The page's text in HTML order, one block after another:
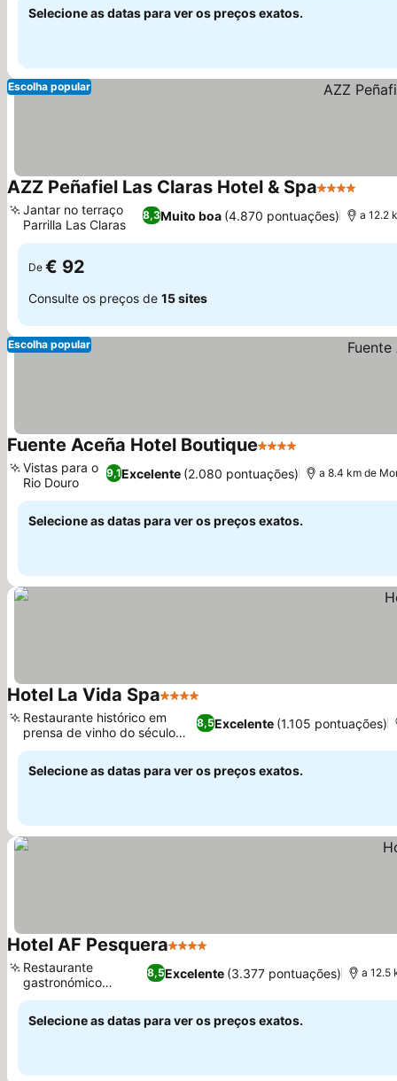
Selecione as datas para ver os preços exatos.
Escolha popular
AZZ Peñafiel Las Claras Hotel & Spa4 Estrelas
8,3Muito boa (4.870 pontuações)
Jantar no terraço
Parrilla Las Claras
a 12.2
De € 92
Consulte os preços de 15 sites
Escolha popular
Fuente Aceña Hotel Boutique4 Estrelas
9,1Excelente (2.080 pontuações)
Vistas para o
Rio Douro
a 8.4 km de
Selecione as datas para ver os preços exatos.
Hotel La Vida Spa4 Estrelas
8,5Excelente (1.105 pontuações)
Restaurante histórico em
prensa de vinho do século
XVII
Selecione as datas para ver os preços exatos.
Hotel AF Pesquera4 Estrelas
8,5Excelente (3.377 pontuações)
Restaurante
gastronómico
Origen-es
a 12.5
Selecione as datas para ver os preços exatos.